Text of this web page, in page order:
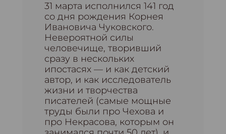
31 марта исполнился 141 год
со дня рождения Корнея
Ивановича Чуковского.
Невероятной силы
человечище, творивший
сразу в нескольких
ипостасях — и как детский
автор, и как исследователь
жизни и творчества
писателей (самые мощные
труды были про Чехова и
про Некрасова, которым он